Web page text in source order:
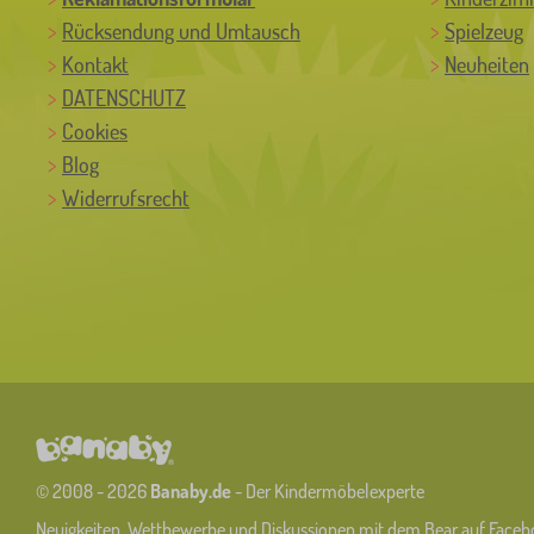
Rücksendung und Umtausch
Kontakt
DATENSCHUTZ
Cookies
Blog
Widerrufsrecht
Spielzeug
Neuheiten
© 2008 - 2026 Banaby.de- Der Kindermöbelexperte